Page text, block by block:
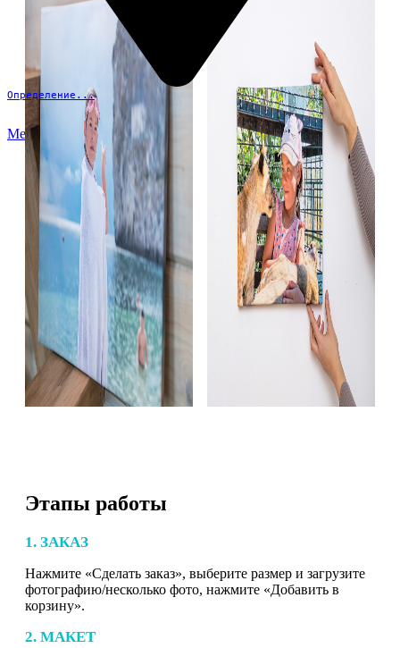
Определение...
Меню
Этапы работы
1. ЗАКАЗ
Нажмите «Сделать заказ», выберите размер и загрузите
фотографию/несколько фото, нажмите «Добавить в
корзину».
2. МАКЕТ